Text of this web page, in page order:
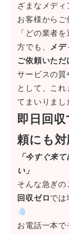
ざまなメデ
お客様からご
「どの業者
方でも、
メ
ご依頼いただ
サービスの質
として、こ
てまいりまし
即日回
頼にも対
「今すぐ来
い」
そんな急ぎ
回収ゼロでは
お電話一本